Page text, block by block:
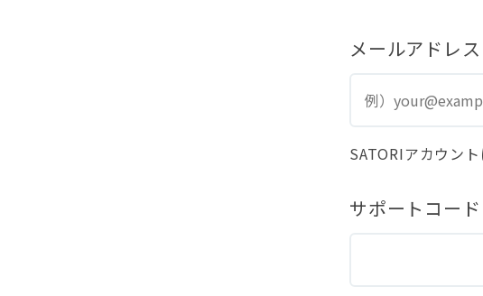
メールアドレス
SATORIアカウン
サポートコード